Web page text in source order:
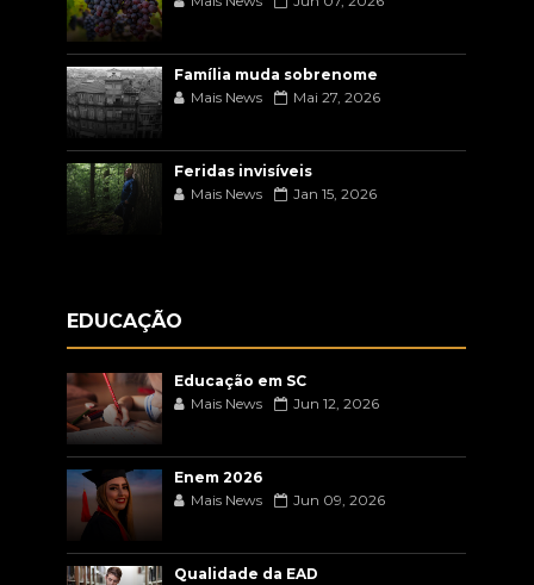
Família muda sobrenome
Mais News
Mai 27, 2026
Feridas invisíveis
Mais News
Jan 15, 2026
EDUCAÇÃO
Educação em SC
Mais News
Jun 12, 2026
Enem 2026
Mais News
Jun 09, 2026
Qualidade da EAD